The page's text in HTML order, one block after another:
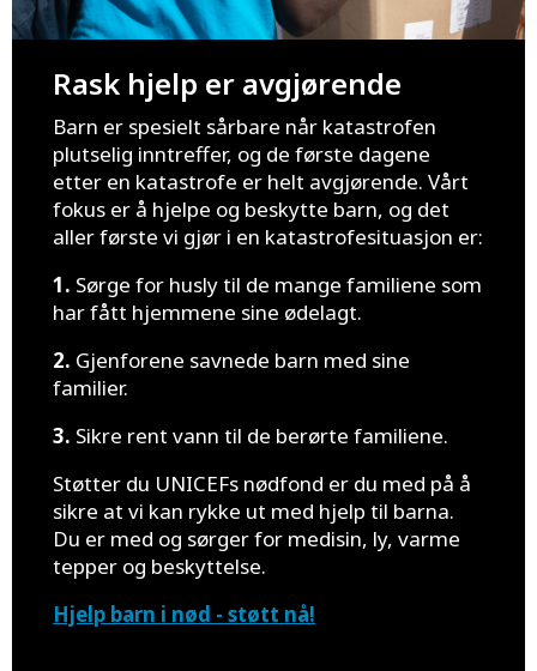
Rask hjelp er avgjørende
Barn er spesielt sårbare når katastrofen
plutselig inntreffer, og de første dagene
etter en katastrofe er helt avgjørende. Vårt
fokus er å hjelpe og beskytte barn, og det
aller første vi gjør i en katastrofesituasjon er:
1. Sørge for husly til de mange familiene som
har fått hjemmene sine ødelagt.
2. Gjenforene savnede barn med sine
familier.
3. Sikre rent vann til de berørte familiene.
Støtter du UNICEFs nødfond er du med på å
sikre at vi kan rykke ut med hjelp til barna.
Du er med og sørger for medisin, ly, varme
tepper og beskyttelse.
Hjelp barn i nød - støtt nå!